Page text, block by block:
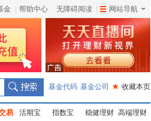
金 帮助中心 无障碍阅读 网站导航
基金代码 基金公司 ★ 收藏本页
易 活期宝 指数宝 稳健理财 高端理财